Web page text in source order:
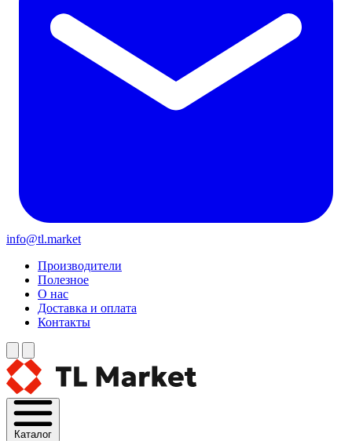
info@tl.market
Производители
Полезное
О нас
Доставка и оплата
Контакты
Каталог